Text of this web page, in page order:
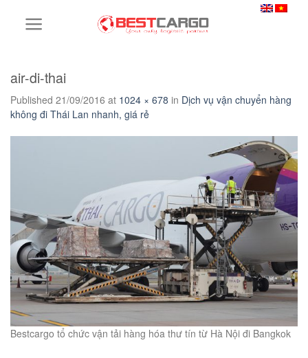
air-di-thai
Published 21/09/2016 at 1024 × 678 in Dịch vụ vận chuyển hàng
không đi Thái Lan nhanh, giá rẻ
Bestcargo tổ chức vận tải hàng hóa thư tín từ Hà Nội đi Bangkok